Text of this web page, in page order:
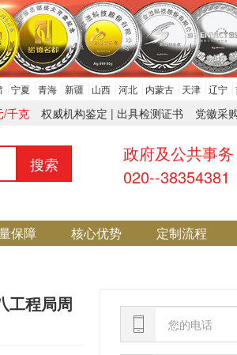
宁夏 青海 新疆 山西 河北 内蒙古 天津 辽宁
党徽采
权威机构鉴定 | 出具检测证书
/千克
搜索
政府及公共事务
020--38354381
保障 核心优势 定制流程
工程局周